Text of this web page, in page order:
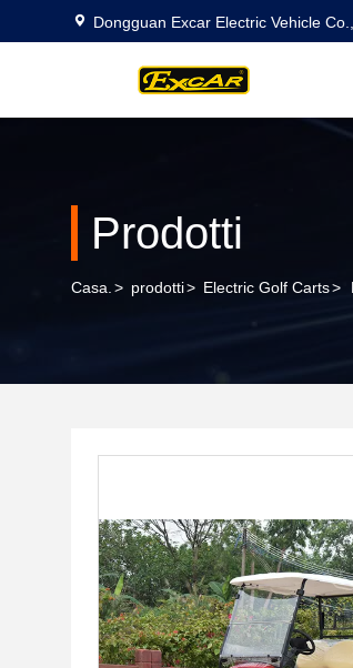
Dongguan Excar Electric Vehicle
Prodotti
Casa. > prodotti> Electric Golf Carts>